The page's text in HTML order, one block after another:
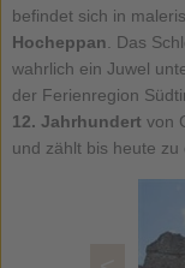
befindet sich in
Hocheppan . Das
wahrlich ein Juwel
der Ferienregion
12. Jahrhundert von
und zählt bis heute zu